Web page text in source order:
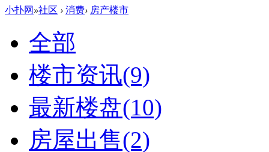
小扑网 »社区 › 消费› 房产楼市
全部
楼市资讯(9)
最新楼盘(10)
房屋出售(2)